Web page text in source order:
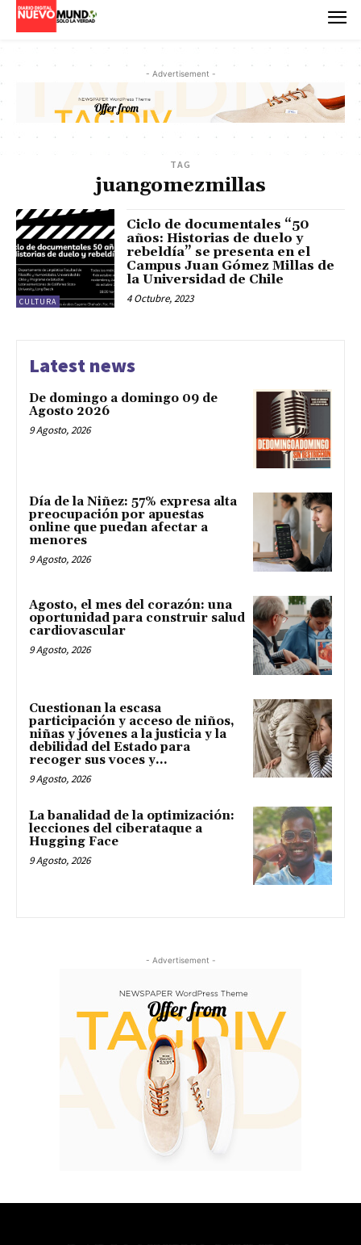
- Advertisement -
TAG
juangomezmillas
CULTURA
Ciclo de documentales “50
años: Historias de duelo y
rebeldía” se presenta en el
Campus Juan Gómez Millas de
la Universidad de Chile
4 Octubre, 2023
Latest news
De domingo a domingo 09 de
Agosto 2026
9 Agosto, 2026
Día de la Niñez: 57% expresa alta
preocupación por apuestas
online que puedan afectar a
menores
9 Agosto, 2026
Agosto, el mes del corazón: una
oportunidad para construir salud
cardiovascular
9 Agosto, 2026
Cuestionan la escasa
participación y acceso de niños,
niñas y jóvenes a la justicia y la
debilidad del Estado para
recoger sus voces y...
9 Agosto, 2026
La banalidad de la optimización:
lecciones del ciberataque a
Hugging Face
9 Agosto, 2026
- Advertisement -